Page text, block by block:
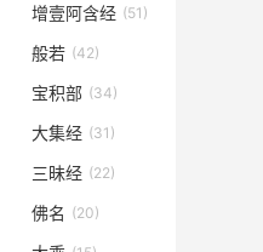
增壹阿含经 (51)
般若 (42)
宝积部 (34)
大集经 (31)
三昧经 (22)
佛名 (20)